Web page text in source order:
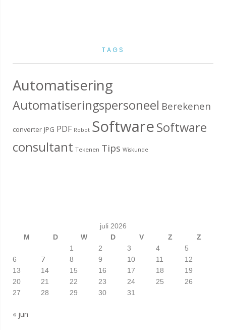
TAGS
Automatisering
Automatiseringspersoneel Berekenen
converter JPG PDF Robot SoftwareSoftware
consultant Tekenen Tips Wiskunde
juli 2026
M
D W D V Z
Z
1
2 3 4
5
6
7 8 9 10 11
12
13
14 15 16 17 18
19
20
21 22 23 24 25
26
27
28 29 30 31
« jun